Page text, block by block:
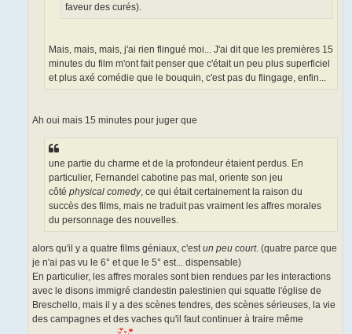
faveur des curés).
Mais, mais, mais, j'ai rien flingué moi... J'ai dit que les premières 15
minutes du film m'ont fait penser que c'était un peu plus superficiel
et plus axé comédie que le bouquin, c'est pas du flingage, enfin...
Ah oui mais 15 minutes pour juger que
une partie du charme et de la profondeur étaient perdus. En
particulier, Fernandel cabotine pas mal, oriente son jeu
côté physical comedy, ce qui était certainement la raison du
succès des films, mais ne traduit pas vraiment les affres morales
du personnage des nouvelles.
alors qu'il y a quatre films géniaux, c'estun peu court. (quatre parce que
je n'ai pas vu le 6° et que le 5° est... dispensable)
En particulier, les affres morales sont bien rendues par les interactions
avec le disons immigré clandestin palestinien qui squatte l'église de
Breschello, mais il y a des scènes tendres, des scènes sérieuses, la vie
des campagnes et des vaches qu'il faut continuer à traire même